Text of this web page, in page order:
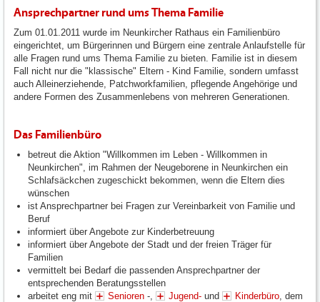
Ansprechpartner rund ums Thema Familie
Zum 01.01.2011 wurde im Neunkircher Rathaus ein Familienbüro
eingerichtet, um Bürgerinnen und Bürgern eine zentrale Anlaufstelle für
alle Fragen rund ums Thema Familie zu bieten. Familie ist in diesem
Fall nicht nur die "klassische" Eltern - Kind Familie, sondern umfasst
auch Alleinerziehende, Patchworkfamilien, pflegende Angehörige und
andere Formen des Zusammenlebens von mehreren Generationen.
Das Familienbüro
betreut die Aktion "Willkommen im Leben - Willkommen in
Neunkirchen", im Rahmen der Neugeborene in Neunkirchen ein
Schlafsäckchen zugeschickt bekommen, wenn die Eltern dies
wünschen
ist Ansprechpartner bei Fragen zur Vereinbarkeit von Familie und
Beruf
informiert über Angebote zur Kinderbetreuung
informiert über Angebote der Stadt und der freien Träger für
Familien
vermittelt bei Bedarf die passenden Ansprechpartner der
entsprechenden Beratungsstellen
arbeitet eng mit
Senioren -, Jugend- und Kinderbüro , dem